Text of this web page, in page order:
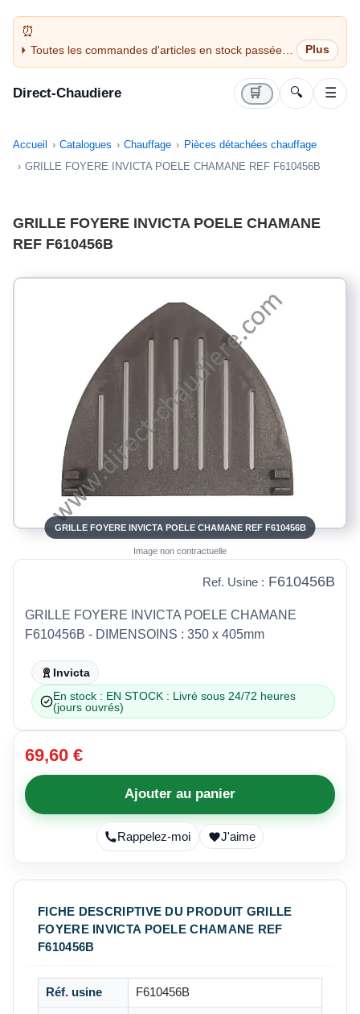
Toutes les commandes d'articles en stock passées
avant 14H sont expédiées le jour même (jours
Direct-Chaudiere 🛒 🔍 ☰
Accueil Catalogues Chauffage
Pièces détachées chauffage
GRILLE FOYERE INVICTA POELE CHAMANE REF F610456B
GRILLE FOYERE INVICTA POELE CHAMANE
REF F610456B
GRILLE FOYERE INVICTA POELE CHAMANE REF F610456B
Image non contractuelle
Ref. Usine : F610456B
GRILLE FOYERE INVICTA POELE CHAMANE
F610456B - DIMENSOINS : 350 x 405mm
Invicta
En stock : EN STOCK : Livré sous 24/72 heures
(jours ouvrés)
69,60 €
Ajouter au panier
Rappelez-moi J'aime
FICHE DESCRIPTIVE DU PRODUIT GRILLE
FOYERE INVICTA POELE CHAMANE REF
F610456B
Réf. usine F610456B